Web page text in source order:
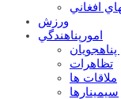
افغاني
ورزش
امورپناهندگي
پناهجويان
تظاهرات
ملاقات ها
سيمينارها